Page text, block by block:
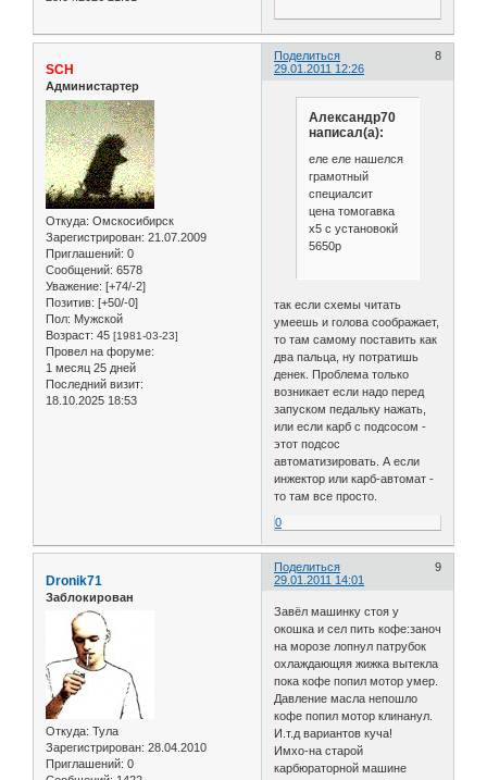
Поделиться
8
29.01.2011 12:26
SCH
Администартер
Откуда: Омскосибирск
Зарегистрирован: 21.07.2009
Приглашений: 0
Сообщений: 6578
Уважение: [+74/-2]
Позитив: [+50/-0]
Пол: Мужской
Возраст: 45 [1981-03-23]
Провел на форуме:
1 месяц 25 дней
Последний визит:
18.10.2025 18:53
Александр70
написал(а):
еле еле нашелся
грамотный
специалсит
цена томогавка
x5 с установокй
5650р
так если схемы читать
умеешь и голова соображает,
то там самому поставить как
два пальца, ну потратишь
денек. Проблема только
возникает если надо перед
запуском педальку нажать,
или если карб с подсосом -
этот подсос
автоматизировать. А если
инжектор или карб-автомат -
то там все просто.
0
Поделиться
9
29.01.2011 14:01
Dronik71
Заблокирован
Откуда: Тула
Зарегистрирован: 28.04.2010
Приглашений: 0
Завёл машинку стоя у
окошка и сел пить кофе:заноч
на морозе лопнул патрубок
охлаждающяя жижка вытекла
пока кофе попил мотор умер.
Давление масла непошло
кофе попил мотор клинанул.
И.т.д вариантов куча!
Имхо-на старой
карбюраторной машине